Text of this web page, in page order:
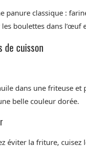
panure classique :
les boulettes dans
de cuisson
dans une friteuse
belle couleur dorée.
éviter la friture,